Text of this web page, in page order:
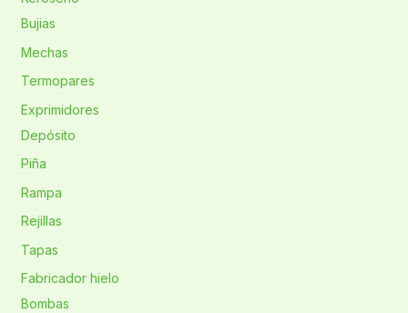
Bujias
Mechas
Termopares
Exprimidores
Depósito
Piña
Rampa
Rejillas
Tapas
Fabricador hielo
Bombas